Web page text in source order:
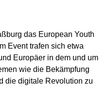
das European Youth
Event trafen sich etwa
Europäer in dem und um
wie die Bekämpfung
die digitale Revolution zu